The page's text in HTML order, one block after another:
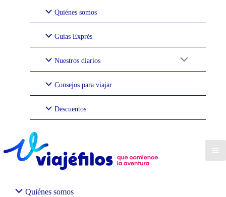
Quiénes somos
Guías Exprés
Nuestros diarios
Consejos para viajar
Descuentos
Quiénes somos